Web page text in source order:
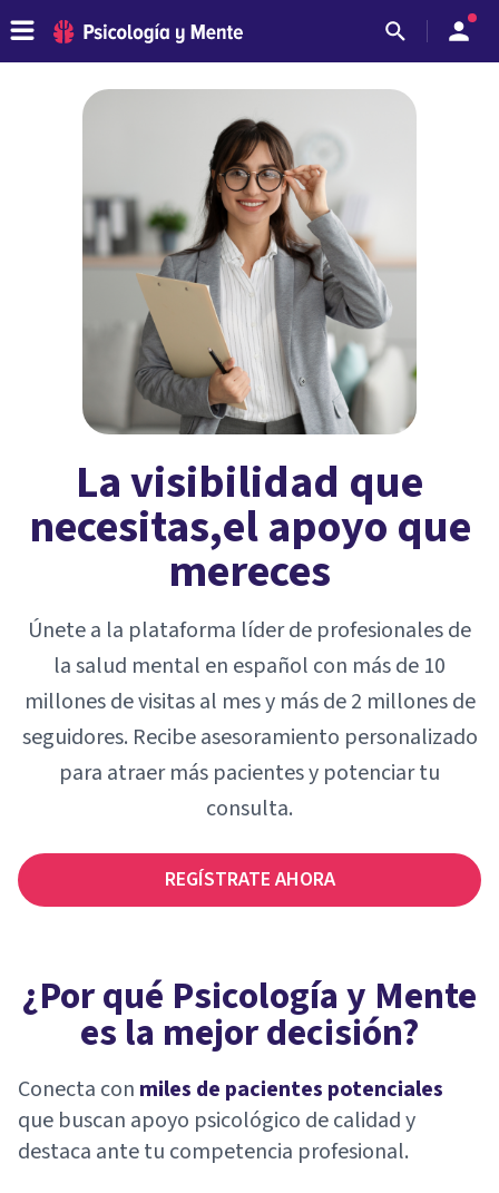
La visibilidad que
necesitas,el apoyo que
mereces
Únete a la plataforma líder de profesionales de
la salud mental en español con más de 10
millones de visitas al mes y más de 2 millones de
seguidores. Recibe asesoramiento personalizado
para atraer más pacientes y potenciar tu
consulta.
REGÍSTRATE AHORA
¿Por qué Psicología y Mente
es la mejor decisión?
Conecta con miles de pacientes potenciales
que buscan apoyo psicológico de calidad y
destaca ante tu competencia profesional.